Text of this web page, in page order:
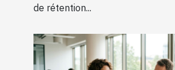
de rétention...